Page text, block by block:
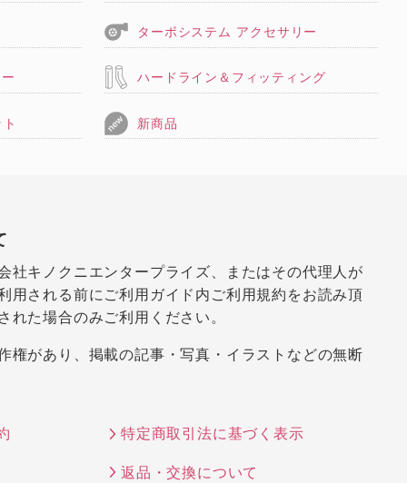
ターボシステム アクセサリー
ハードライン＆フィッティング
新商品
社キノクニエンタープライズ、またはその代理人が
用される前にご利用ガイド内ご利用規約をお読み頂
れた場合のみご利用ください。
権があり、掲載の記事・写真・イラストなどの無断
特定商取引法に基づく表示
返品・交換について